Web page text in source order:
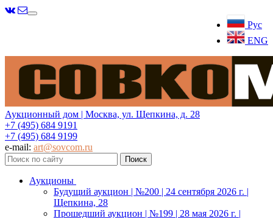
Рус
ENG
Меню
Аукционный дом | Москва, ул. Щепкина, д. 28
+7 (495) 684 9191
+7 (495) 684 9199
e-mail: art@sovcom.ru
Аукционы
Будущий аукцион | №200 | 24 сентября 2026 г. |
Щепкина, 28
Прошедший аукцион | №199 | 28 мая 2026 г. |